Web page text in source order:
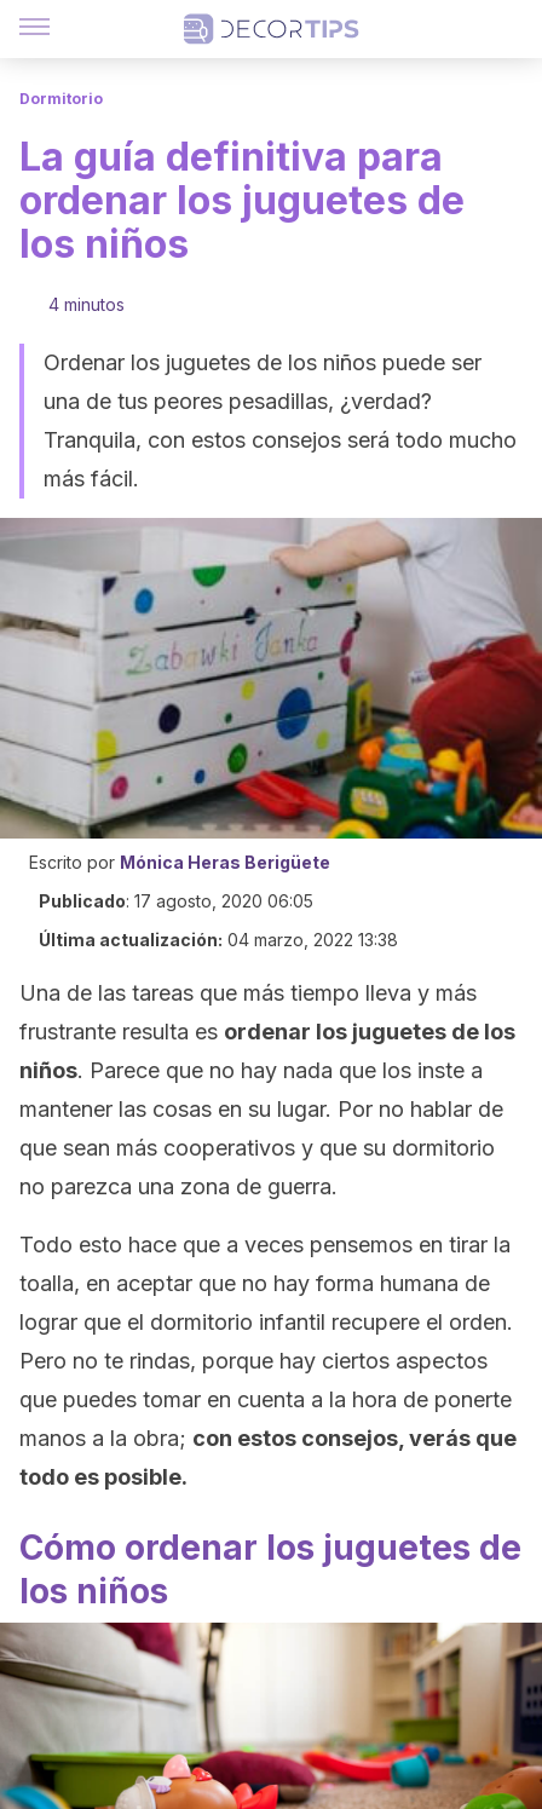
Dormitorio
La guía definitiva para
ordenar los juguetes de
los niños
4 minutos
Ordenar los juguetes de los niños puede ser
una de tus peores pesadillas, ¿verdad?
Tranquila, con estos consejos será todo mucho
más fácil.
Escrito por Mónica Heras Berigüete
Publicado: 17 agosto, 2020 06:05
Última actualización: 04 marzo, 2022 13:38
Una de las tareas que más tiempo lleva y más
frustrante resulta es ordenar los juguetes de los
niños. Parece que no hay nada que los inste a
mantener las cosas en su lugar. Por no hablar de
que sean más cooperativos y que su dormitorio
no parezca una zona de guerra.
Todo esto hace que a veces pensemos en tirar la
toalla, en aceptar que no hay forma humana de
lograr que el dormitorio infantil recupere el orden.
Pero no te rindas, porque hay ciertos aspectos
que puedes tomar en cuenta a la hora de ponerte
manos a la obra; con estos consejos, verás que
todo es posible.
Cómo ordenar los juguetes de
los niños